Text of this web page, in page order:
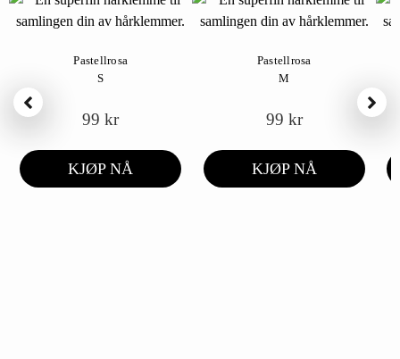
Pastellrosa
S
99kr
KJØP NÅ
Pastellrosa
M
99 kr
KJØP NÅ